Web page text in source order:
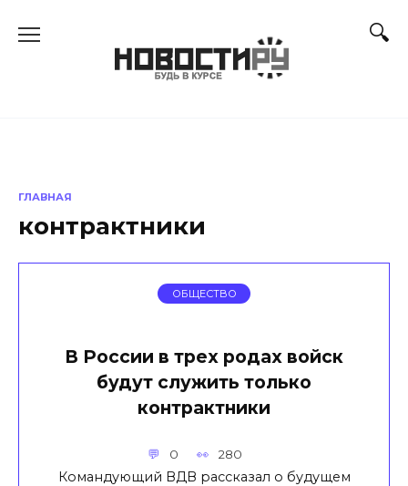
ГЛАВНАЯ
контрактники
ОБЩЕСТВО
В России в трех родах войск
будут служить только
контрактники
0 280
Командующий ВДВ рассказал о будущем